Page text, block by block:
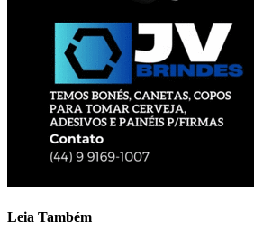
Leia Também